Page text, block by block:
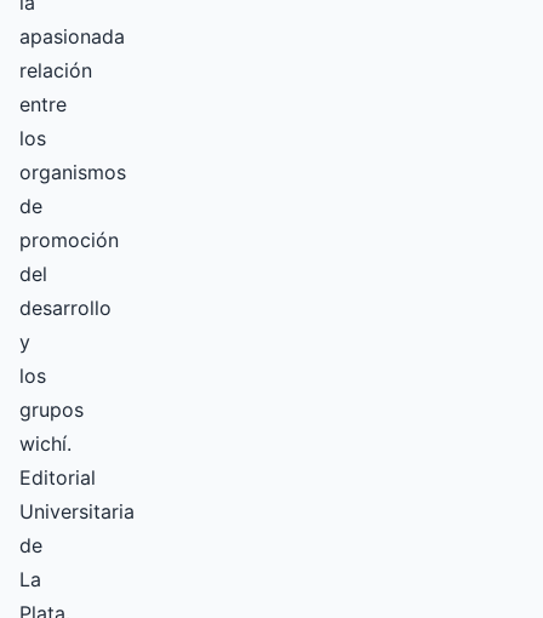
apasionada
relación
entre
los
organismos
de
promoción
del
desarrollo
y
los
grupos
wichí.
Editorial
Universitaria
de
La
Plata.